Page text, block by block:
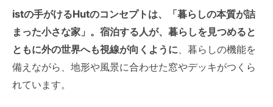
istの手がけるHutのコンセプトは、「暮らしの本質が詰
まった小さな家」。宿泊する人が、暮らしを見つめると
ともに外の世界へも視線が向くように、暮らしの機能を
備えながら、地形や風景に合わせた窓やデッキがつくら
れています。